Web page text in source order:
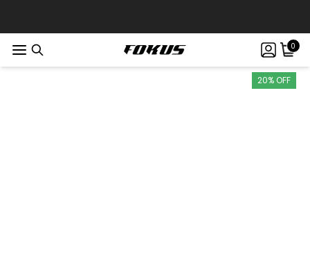
0
20% OFF